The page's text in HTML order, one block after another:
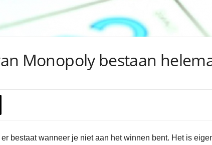
Monopoly bestaan
bestaat wanneer je niet aan het winnen bent. Het is